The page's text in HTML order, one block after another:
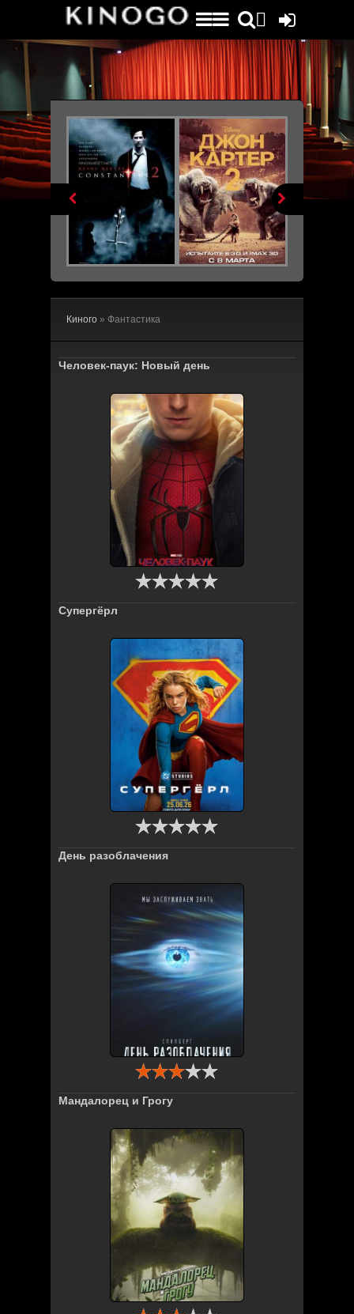
 
Киного » Фантастика
Человек-паук: Новый день
Супергёрл
День разоблачения
Мандалорец и Грогу